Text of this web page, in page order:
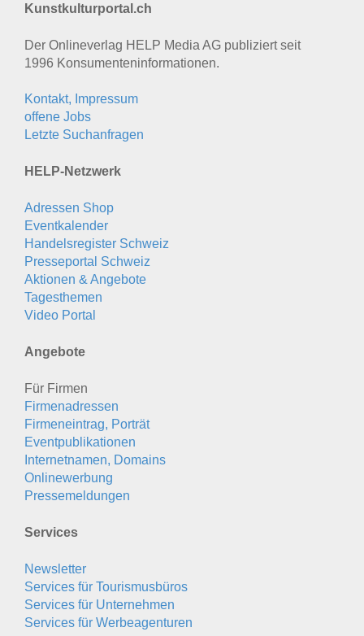
Kunstkulturportal.ch
Der Onlineverlag HELP Media AG publiziert seit
1996 Konsumenten­informationen.
Kontakt, Impressum
offene Jobs
Letzte Suchanfragen
HELP-Netzwerk
Adressen Shop
Eventkalender
Handelsregister Schweiz
Presseportal Schweiz
Aktionen & Angebote
Tagesthemen
Video Portal
Angebote
Für Firmen
Firmenadressen
Firmeneintrag, Porträt
Eventpublikationen
Internetnamen, Domains
Onlinewerbung
Pressemeldungen
Services
Newsletter
Services für Tourismusbüros
Services für Unternehmen
Services für Werbeagenturen